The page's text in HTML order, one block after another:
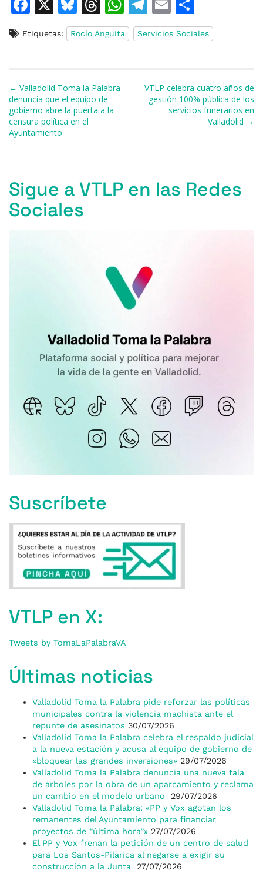
F
c
b
o
o
k
X
Bl
u
e
k
y
T
h
re
d
s
W
h
at
T
el
e
a
m
E
m
ai
o
m
ar
ti
r
Etiquetas: Rocío Anguita Servicios Sociales
Navegación de entradas
← Valladolid Toma la Palabra
denuncia que el equipo de
gobierno abre la puerta a la
censura política en el
Ayuntamiento
VTLP celebra cuatro años de
gestión 100% pública de los
servicios funerarios en
Valladolid →
Sigue a VTLP en las Redes
Sociales
Suscríbete
VTLP en X:
Tweets by TomaLaPalabraVA
Últimas noticias
Valladolid Toma la Palabra pide reforzar las políticas
municipales contra la violencia machista ante el
repunte de asesinatos 30/07/2026
Valladolid Toma la Palabra celebra el respaldo judicial
a la nueva estación y acusa al equipo de gobierno de
«bloquear las grandes inversiones» 29/07/2026
Valladolid Toma la Palabra denuncia una nueva tala
de árboles por la obra de un aparcamiento y reclama
un cambio en el modelo urbano
29/07/2026
Valladolid Toma la Palabra: «PP y Vox agotan los
remanentes del Ayuntamiento para financiar
proyectos de “última hora”» 27/07/2026
El PP y Vox frenan la petición de un centro de salud
para Los Santos-Pilarica al negarse a exigir su
construcción a la Junta
27/07/2026